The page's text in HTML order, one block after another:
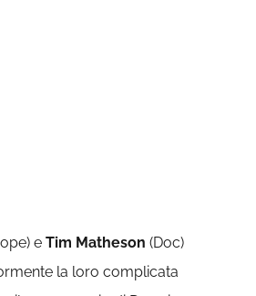
eTim Matheson (Doc)
la loro complicata